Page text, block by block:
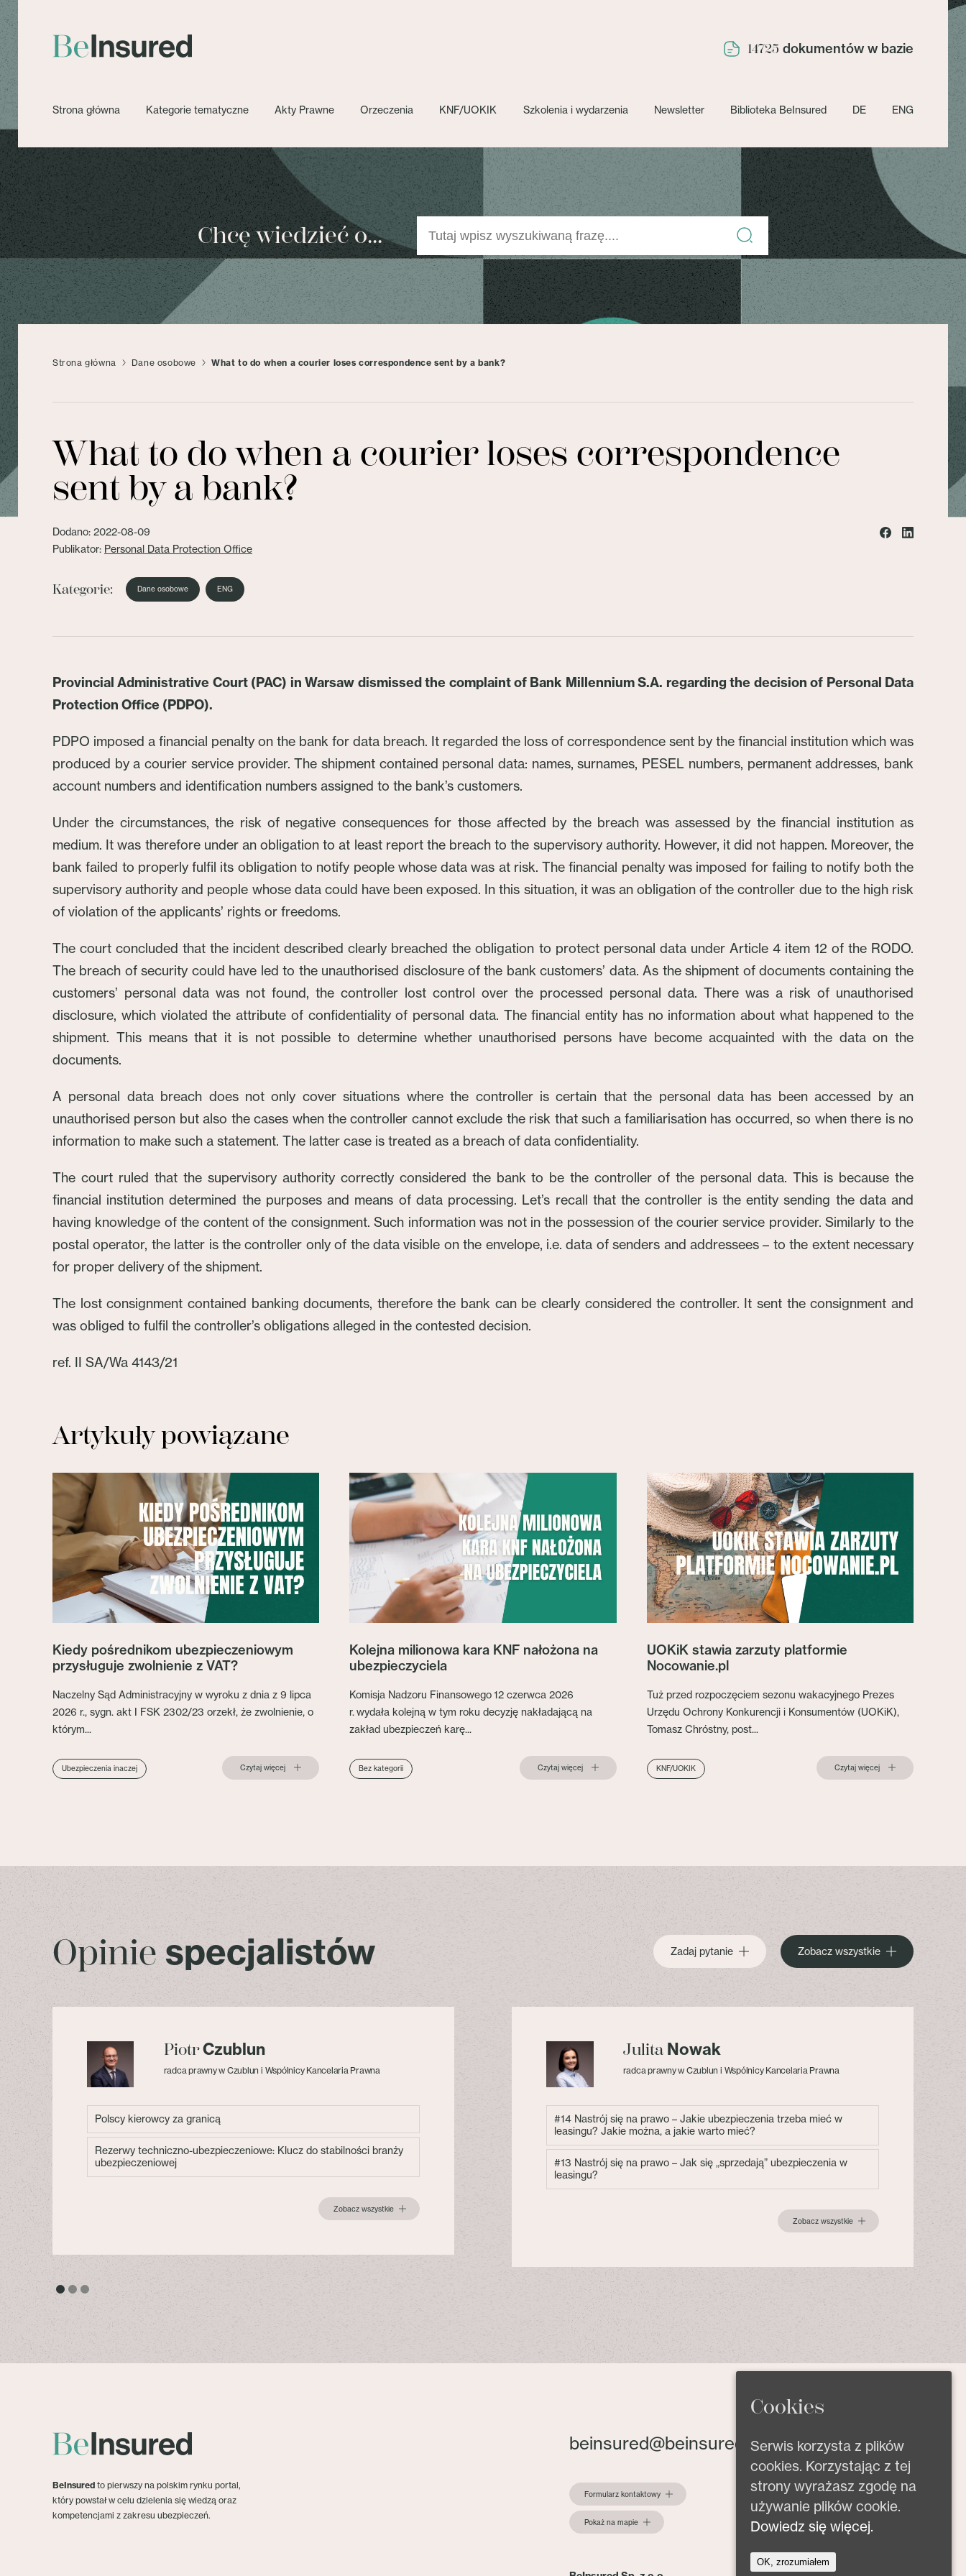
14725 dokumentów w bazie
Strona główna Kategorie tematyczne Akty Prawne Orzeczenia KNF/UOKIK Szkolenia i wydarzenia Newsletter Biblioteka BeInsured DE ENG
Chcę wiedzieć o...
Strona główna Dane osobowe What to do when a courier loses correspondence sent by a bank?
What to do when a courier loses correspondence
sent by a bank?
Dodano: 2022-08-09
Publikator: Personal Data Protection Office
Kategorie: Dane osobowe ENG
Provincial Administrative Court (PAC) in Warsaw dismissed the complaint of Bank Millennium S.A. regarding the decision of Personal Data
Protection Office (PDPO).
PDPO imposed a financial penalty on the bank for data breach. It regarded the loss of correspondence sent by the financial institution which was
produced by a courier service provider. The shipment contained personal data: names, surnames, PESEL numbers, permanent addresses, bank
account numbers and identification numbers assigned to the bank’s customers.
Under the circumstances, the risk of negative consequences for those affected by the breach was assessed by the financial institution as
medium. It was therefore under an obligation to at least report the breach to the supervisory authority. However, it did not happen. Moreover, the
bank failed to properly fulfil its obligation to notify people whose data was at risk. The financial penalty was imposed for failing to notify both the
supervisory authority and people whose data could have been exposed. In this situation, it was an obligation of the controller due to the high risk
of violation of the applicants’ rights or freedoms.
The court concluded that the incident described clearly breached the obligation to protect personal data under Article 4 item 12 of the RODO.
The breach of security could have led to the unauthorised disclosure of the bank customers’ data. As the shipment of documents containing the
customers’ personal data was not found, the controller lost control over the processed personal data. There was a risk of unauthorised
disclosure, which violated the attribute of confidentiality of personal data. The financial entity has no information about what happened to the
shipment. This means that it is not possible to determine whether unauthorised persons have become acquainted with the data on the
documents.
A personal data breach does not only cover situations where the controller is certain that the personal data has been accessed by an
unauthorised person but also the cases when the controller cannot exclude the risk that such a familiarisation has occurred, so when there is no
information to make such a statement. The latter case is treated as a breach of data confidentiality.
The court ruled that the supervisory authority correctly considered the bank to be the controller of the personal data. This is because the
financial institution determined the purposes and means of data processing. Let’s recall that the controller is the entity sending the data and
having knowledge of the content of the consignment. Such information was not in the possession of the courier service provider. Similarly to the
postal operator, the latter is the controller only of the data visible on the envelope, i.e. data of senders and addressees – to the extent necessary
for proper delivery of the shipment.
The lost consignment contained banking documents, therefore the bank can be clearly considered the controller. It sent the consignment and
was obliged to fulfil the controller’s obligations alleged in the contested decision.
ref. II SA/Wa 4143/21
Artykuły powiązane
Kiedy pośrednikom ubezpieczeniowym
przysługuje zwolnienie z VAT?
Naczelny Sąd Administracyjny w wyroku z dnia z 9 lipca
2026 r., sygn. akt I FSK 2302/23 orzekł, że zwolnienie, o
którym...
Ubezpieczenia inaczej Czytaj więcej
Kolejna milionowa kara KNF nałożona na
ubezpieczyciela
Komisja Nadzoru Finansowego 12 czerwca 2026
r. wydała kolejną w tym roku decyzję nakładającą na
zakład ubezpieczeń karę...
Bez kategorii Czytaj więcej
UOKiK stawia zarzuty platformie
Nocowanie.pl
Tuż przed rozpoczęciem sezonu wakacyjnego Prezes
Urzędu Ochrony Konkurencji i Konsumentów (UOKiK),
Tomasz Chróstny, post...
KNF/UOKIK Czytaj więcej
Opinie specjalistów Zadaj pytanie Zobacz wszystkie
PiotrCzublun
radca prawny w Czublun i Wspólnicy Kancelaria Prawna
Polscy kierowcy za granicą
Rezerwy techniczno-ubezpieczeniowe: Klucz do stabilności branży
ubezpieczeniowej
Zobacz wszystkie
Julita Nowak
radca prawny w Czublun i Wspólnicy Kancelaria Prawna
#14 Nastrój się na prawo – Jakie ubezpieczenia trzeba mieć w
leasingu? Jakie można, a jakie warto mieć?
#13 Nastrój się na prawo – Jak się „sprzedają” ubezpieczenia w
leasingu?
Zobacz wszystkie
BeInsured to pierwszy na polskim rynku portal,
który powstał w celu dzielenia się wiedzą oraz
kompetencjami z zakresu ubezpieczeń.
beinsured@beinsured.pl
Formularz kontaktowy
Pokaż na mapie
Cookies
Serwis korzysta z plików
cookies. Korzystając z tej
strony wyrażasz zgodę na
używanie plików cookie.
Dowiedz się więcej.
OK, zrozumiałem